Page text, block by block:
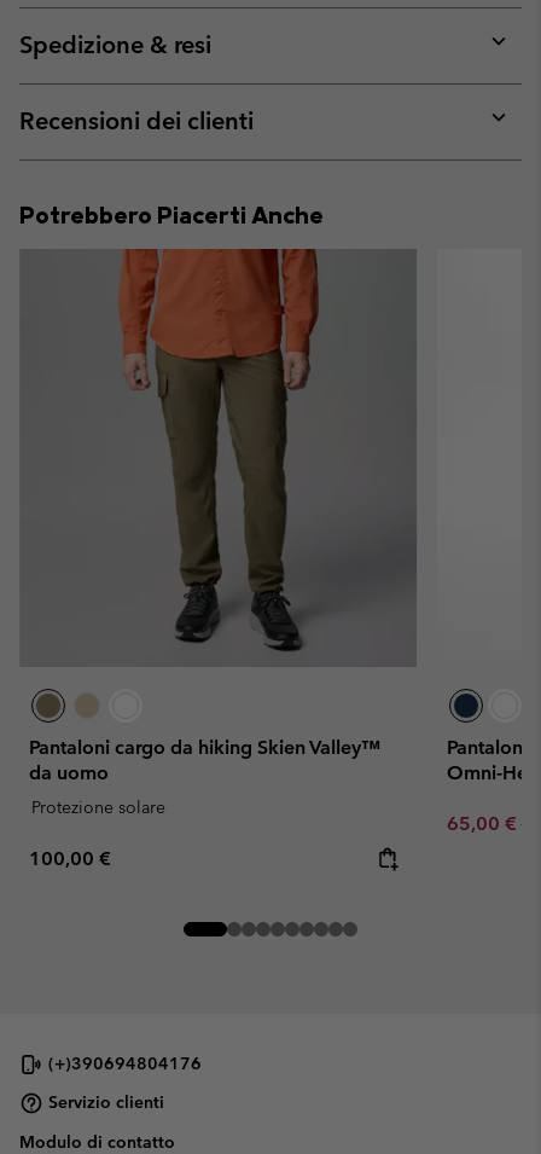
or
Spedizione & resi
or
Recensioni dei clienti
or
Potrebbero Piacerti Anche
Pantaloni cargo da hiking Skien Valley™
da uomo
Protezione solare
Regular price:
100,00 €
Pantaloni
Omni-
Sale price:
65,00 €
(+)390694804176
Servizio clienti
Modulo di contatto